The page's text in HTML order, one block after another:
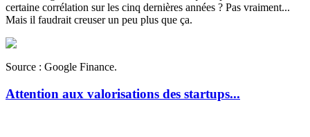
certaine corrélation sur les cinq dernières années ? Pas vraiment...
Mais il faudrait creuser un peu plus que ça.
Source : Google Finance.
Attention aux valorisations des startups...